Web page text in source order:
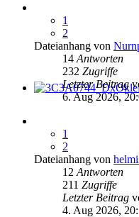
1
2
Dateianhang von
14 Antworten
232 Zugriffe
Letzter Beitrag
6. Aug 2026,
1
2
Dateianhang von
12 Antworten
211 Zugriffe
Letzter Beitrag
4. Aug 2026,